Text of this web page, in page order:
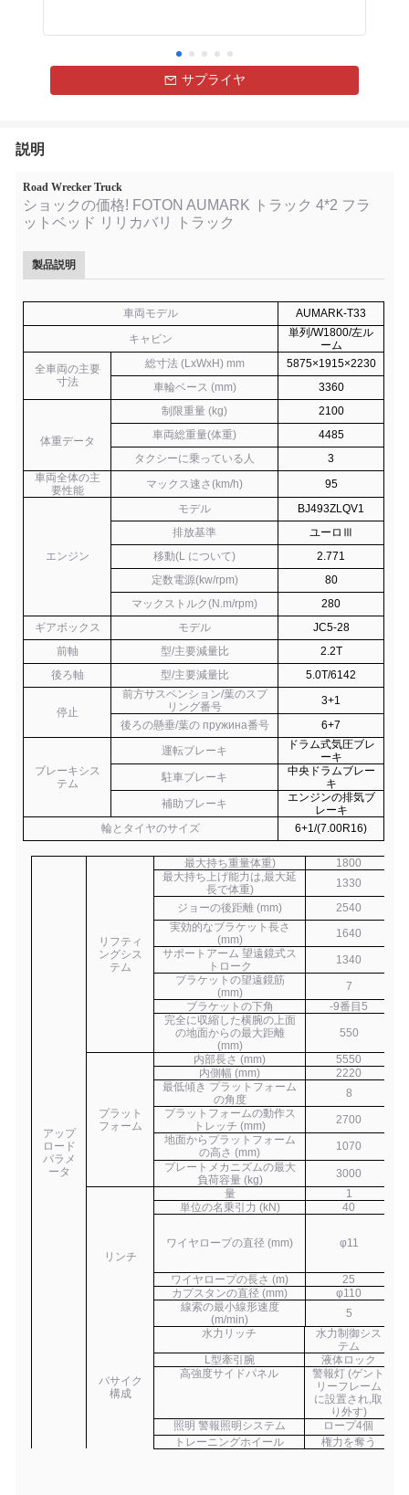
サプライヤ
説明
Road Wrecker Truck
ショックの価格! FOTON AUMARK トラック 4*2 フラ
ットベッド リリカバリ トラック
製品説明
車両モデル
AUMARK-T33
キャビン
単列/W1800/左ル
ーム
全車両の主要
寸法
総寸法 (LxWxH) mm
5875×1915×2230
車輪ベース (mm)
3360
体重データ
制限重量 (kg)
2100
車両総重量(体重)
4485
タクシーに乗っている人
3
車両全体の主
要性能
マックス速さ(km/h) 95
エンジン
モデル
BJ493ZLQV1
排放基準
ユーロ Ⅲ
移動(L について)
2.771
定数電源(kw/rpm)
80
マックストルク(N.m/rpm)
280
ギアボックス
モデル
JC5-28
前軸
型/主要減量比
2.2T
後ろ軸
型/主要減量比 5.0T/6142
停止
前方サスペンション/葉のスプ
リング番号
3+1
後ろの懸垂/葉の пружина番号
6+7
ブレーキシス
テム
運転ブレーキ
ドラム式気圧ブレ
ーキ
駐車ブレーキ
中央ドラムブレー
キ
補助ブレーキ
エンジンの排気ブ
レーキ
輪とタイヤのサイズ
6+1/(7.00R16)
アップ
ロード
パラメ
ータ
リフティ
ングシス
テム
最大持ち重量体重)
1800
最大持ち上げ能力は,最大延
長で体重)
1330
ジョーの後距離 (mm)
2540
実効的なブラケット長さ
(mm)
1640
サポートアーム 望遠鏡式ス
トローク
1340
ブラケットの望遠鏡筋
(mm)
7
ブラケットの下角
-9番目5
完全に収縮した横腕の上面
の地面からの最大距離
(mm)
550
プラット
フォーム
内部長さ (mm)
5550
内側幅 (mm)
2220
最低傾き プラットフォーム
の角度
8
プラットフォームの動作ス
トレッチ (mm)
2700
地面からプラットフォーム
の高さ (mm)
1070
プレートメカニズムの最大
負荷容量 (kg)
3000
リンチ
量
1
単位の名乗引力 (kN)
40
ワイヤロープの直径 (mm) φ11
ワイヤロープの長さ (m)
25
カプスタンの直径 (mm)
φ110
線索の最小線形速度
(m/min)
5
バサイク
構成
水力リッチ
水力制御シス
テム
L型牽引腕
液体ロック
高強度サイドパネル
警報灯 (ゲント
リーフレーム
に設置され,取
り外す)
照明 警報照明システム
ロープ4個
トレーニングホイール
権力を奪う